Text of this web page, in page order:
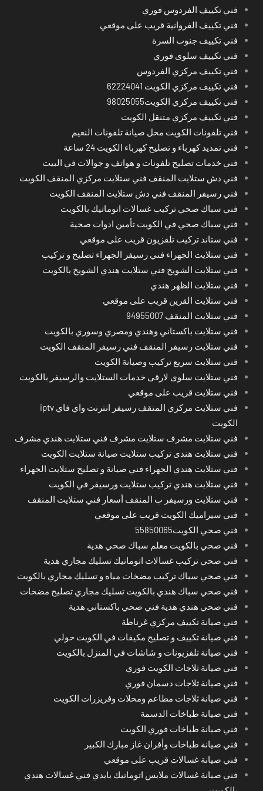
فني تكييف الفردوس فوري
فني تكييف الفروانية قريب على موقعي
فني تكييف جنوب السرة
فني تكييف سلوى فوري
فني تكييف مركزي الفردوس
فني تكييف مركزي الكويت 62224041
فني تكييف مركزي الكويت98025055
فني تكييف مركزي متنقل الكويت
فني تلفونات الكويت محل صيانة تلفونات النعيم
فني تمديد كهرباء و تصليح كهرباء الكويت 24 ساعة
فني خدمات تصليح تلفونات و هواتف و جوالات في البيت
فني دش ستلايت المنقف فني ستلايت مركزي المنقف الكويت
فني رسيفر المنقف فني دش ستلايت المنقف الكويت
فني سباك صحي تركيب غسالات اتوماتيك بالكويت
فني سباك صحي في الكويت تأمين ادوات صحية
فني ستاند تركيب تلفزيون قريب على موقعي
فني ستلايت الجهراء فني رسيفر الجهراء تصليح و تركيب
فني ستلايت الشويخ فني ستلايت هندي الشويخ بالكويت
فني ستلايت الظهر هندي
فني ستلايت القرين قريب على موقعي
فني ستلايت المنقف 94955007
فني ستلايت باكستاني وهندي ومصري وسوري بالكويت
فني ستلايت رسيفر المنقف فني رسيفر المنقف الكويت
فني ستلايت سريع تركيب وصيانة الكويت
فني ستلايت سلوى لارقى خدمات الستلايت والرسيفر بالكويت
فني ستلايت قريب على موقعي
فني ستلايت مركزي المنقف رسيفر انترنت واي فاي iptv
الكويت
فني ستلايت مشرف ستلايت مشرف فني ستلايت هندي مشرف
فني ستلايت هندى تركيب ستلايت صيانة ستلايت الكويت
فني ستلايت هندي الجهراء فني صيانة و تصليح ستلايت الجهراء
فني ستلايت هندي تركيب ستلايت ورسيفر في الكويت
فني ستلايت ورسيفر ب المنقف أسعار فني ستلايت المنقف
فني سيراميك الكويت قريب على موقعي
فني صحي الكويت55850065
فني صحي بالكويت معلم سباك صحي هدية
فني صحي تركيب غسالات اتوماتيك تسليك مجاري هدية
فني صحي سباك تركيب مضخات مياه و تسليك مجاري بالكويت
فني صحي سباك هندي بالكويت تسليك مجاري تصليح مضخات
فني صحي هندي هدية فني صحي باكستاني هدية
فني صيانة تكييف مركزي غرناطة
فني صيانة تكييف و تصليح مكيفات في الكويت حولي
فني صيانة تلفزيونات و شاشات في المنزل بالكويت
فني صيانة ثلاجات الكويت فوري
فني صيانة ثلاجات دسمان فوري
فني صيانة ثلاجات مطاعم ومحلات وفريزرات الكويت
فني صيانة طباخات الدسمة
فني صيانة طباخات فوري الكويت
فني صيانة طباخات وأفران غاز مبارك الكبير
فني صيانة غسالات قريب على موقعي
فني صيانة غسالات ملابس اتوماتيك بايدي فني غسالات هندي